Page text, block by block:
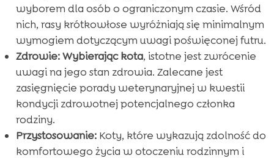
wyborem dla osób o ograniczonym czasie. Wśród
nich, rasy krótkowłose wyróżniają się minimalnym
wymogiem dotyczącym uwagi poświęconej futru.
Zdrowie:Wybierając kota, istotne jest zwrócenie
uwagi na jego stan zdrowia. Zalecane jest
zasięgnięcie porady weterynaryjnej w kwestii
kondycji zdrowotnej potencjalnego członka
rodziny.
Przystosowanie:Koty, które wykazują zdolność do
komfortowego życia w otoczeniu rodzinnym i